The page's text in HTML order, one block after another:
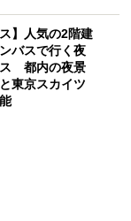
ス】人気の2階建
バスで行く夜
都内の夜景
東京スカイツ